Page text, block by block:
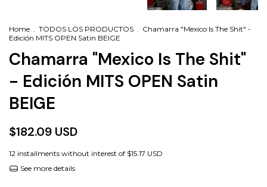
Home . TODOS LOS PRODUCTOS . Chamarra "Mexico Is The Shit" -
Edición MITS OPEN Satin BEIGE
Chamarra "Mexico Is The Shit"
- Edición MITS OPEN Satin
BEIGE
$182.09 USD
12 installments without interest of $15.17 USD
See more details